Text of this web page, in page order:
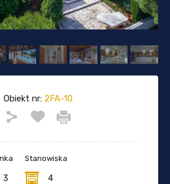
Obiekt nr:2FA-10
3
Stanowiska
4